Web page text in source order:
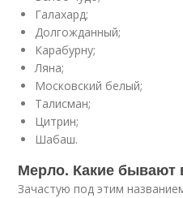
Галахард;
Долгожданный;
Карабурну;
Ляна;
Московский белый;
Талисман;
Цитрин;
Шабаш.
Мерло. Какие бывают
Зачастую под этим